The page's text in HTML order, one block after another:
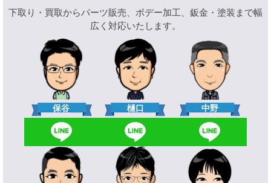
下取り・買取からパーツ販売、ボデー加工、鈑金・塗装まで幅
広く対応いたします。
保谷 樋口 中野